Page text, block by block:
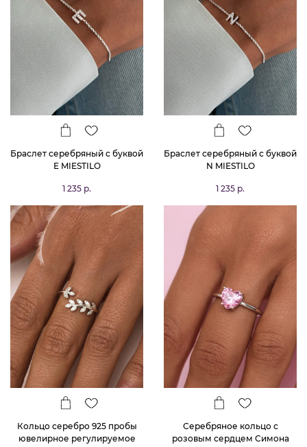
Браслет серебряный с буквой
E MIESTILO
1 235 р.
Браслет серебряный с буквой
N MIESTILO
1 235 р.
Кольцо серебро 925 пробы
ювелирное регулируемое
Серебряное кольцо с
розовым сердцем Симона